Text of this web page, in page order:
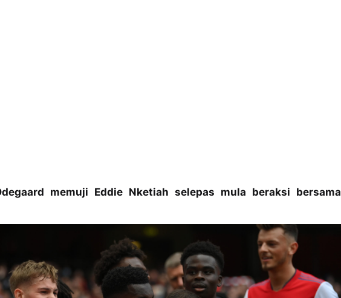
memuji Eddie Nketiah selepas mula beraksi bersama